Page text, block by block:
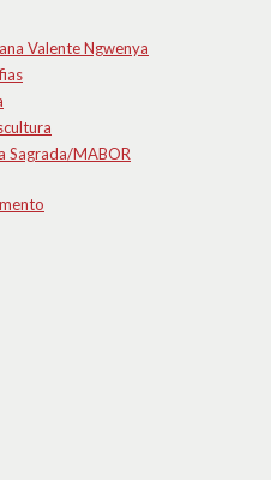
Valente Ngwenya
Sagrada/MABOR